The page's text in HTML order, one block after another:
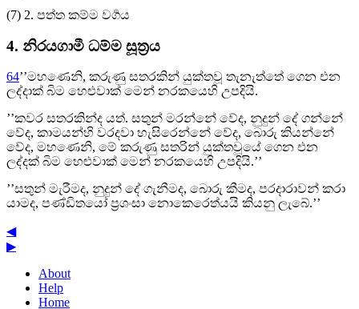
(7) 2. පත්ත කම්ම වර්‍ගය
4. නිරයගාමී ධම්ම සූත්‍රය
64’’මහණෙනි, කරුණු සතරකින් යුක්තවූ තැනැත්තේ ගෙන එන
ලද්දාක් බිම හෙළුවාක් මෙන් නරකයෙහි උපදියි.
’’කවර සතරකින්ද යත්. සතුන් මරන්නේ වේද, නුදුන් දේ ගන්නේ
වේද, කාමයන්හි වරදවා හැසිරෙන්නේ වේද, බොරු කියන්නේ
වේද, මහණෙනි, මේ කරුණු සතරින් යුක්තවූයේ ගෙන එන
ලද්දක් බිම හෙළුවාක් මෙන් නරකයෙහි උපදියි.’’
’’සතුන් මැරීමද, නුදුන් දේ ගැනීමද, බොරු කීමද, පරදාරාවන් කරා
යාමද, පණ්ඩිතයෝ ප්‍රශංසා නොකෙරෙත්යයි කියනු ලැබේ.’’
◀
▶
About
Help
Home